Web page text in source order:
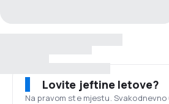
Lovite jeftine letove?
Na pravom ste mjestu.